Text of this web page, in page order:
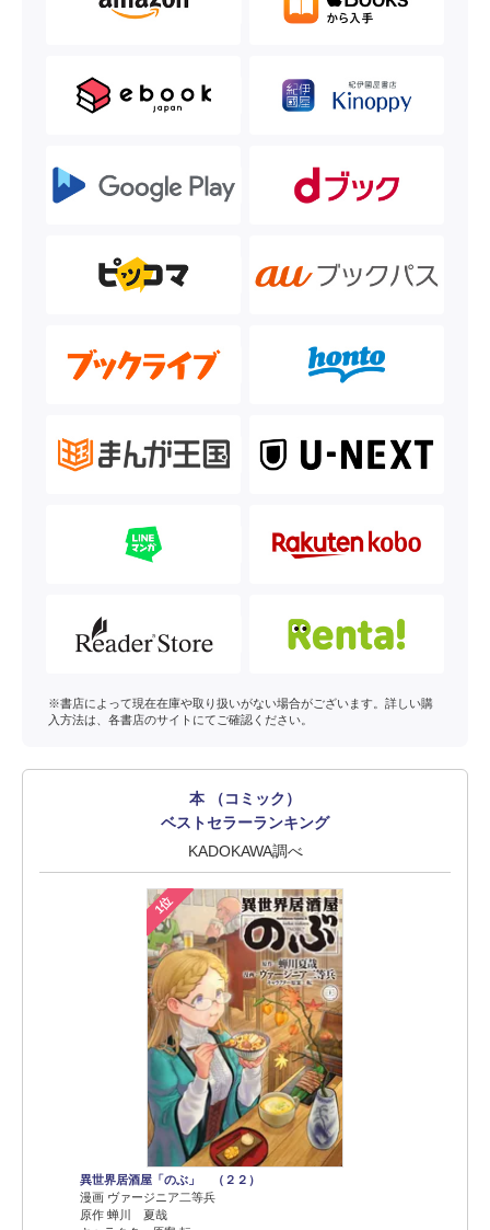
※書店によって現在在庫や取り扱いがない場合がございます。詳しい購
入方法は、各書店のサイトにてご確認ください。
本 （コミック）
ベストセラーランキング
KADOKAWA調べ
1位
異世界居酒屋「のぶ」 （２２）
漫画 ヴァージニア二等兵
原作 蝉川 夏哉